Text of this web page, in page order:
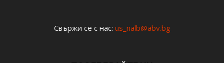
Свържи се с нас: us_nalb@abv.bg